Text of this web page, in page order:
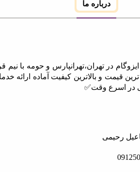
و حومه با نیم قرن
کیفیت آماده ارائه خدمات
وقت✅